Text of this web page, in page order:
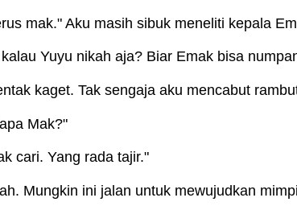
mak." Aku masih sibuk meneliti kepala
Yuyu nikah aja? Biar Emak bisa
kaget. Tak sengaja aku mencabut
Mak?"
cari. Yang rada tajir."
Mungkin ini jalan untuk mewujudkan